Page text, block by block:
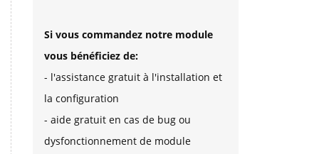
Si vous commandez notre module
vous bénéficiez de:
- l'assistance gratuit à l'installation et
la configuration
- aide gratuit en cas de bug ou
dysfonctionnement de module